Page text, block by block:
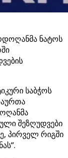
ნატოს
საბჭოს
შეზღუდვები
პირველ რიგში